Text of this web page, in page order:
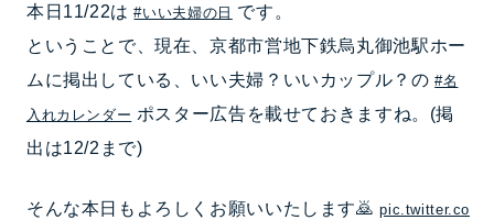
本日11/22は#いい夫婦の日 です。
ということで、現在、京都市営地下鉄烏丸御池駅ホー
ムに掲出している、いい夫婦？いいカップル？の#名
入れカレンダー ポスター広告を載せておきますね。(掲
出は12/2まで)
そんな本日もよろしくお願いいたします🙇pic.twitter.co